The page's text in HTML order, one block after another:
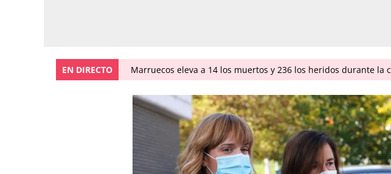
EN DIRECTO Marruecos eleva a 14 los muertos y 236 los heridos durante la